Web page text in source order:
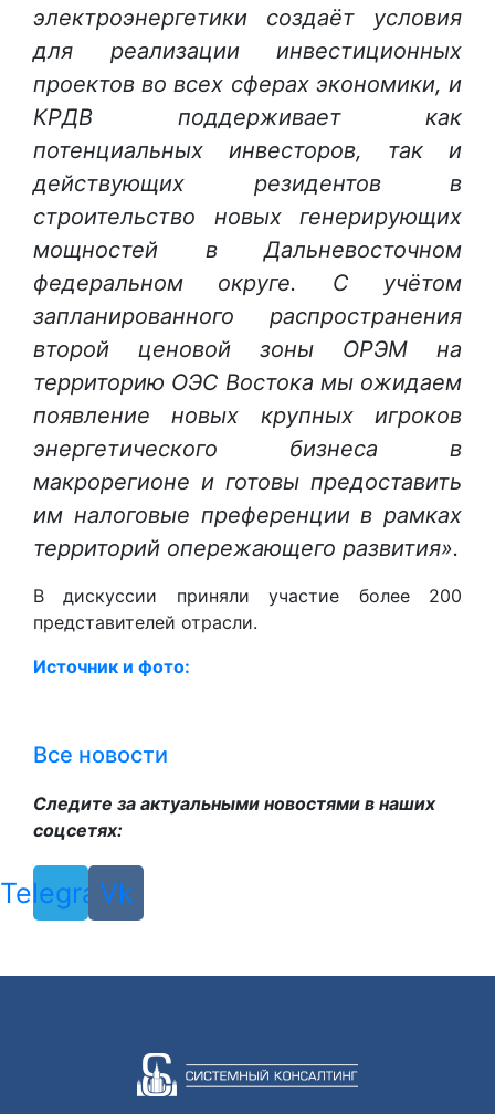
электроэнергетики создаёт условия
для реализации инвестиционных
проектов во всех сферах экономики, и
КРДВ поддерживает как
потенциальных инвесторов, так и
действующих резидентов в
строительство новых генерирующих
мощностей в Дальневосточном
федеральном округе. С учётом
запланированного распространения
второй ценовой зоны ОРЭМ на
территорию ОЭС Востока мы ожидаем
появление новых крупных игроков
энергетического бизнеса в
макрорегионе и готовы предоставить
им налоговые преференции в рамках
территорий опережающего развития».
В дискуссии приняли участие более 200
представителей отрасли.
Источник и фото:
Все новости
Следите за актуальными новостями в наших
соцсетях:
Telegram
Vk